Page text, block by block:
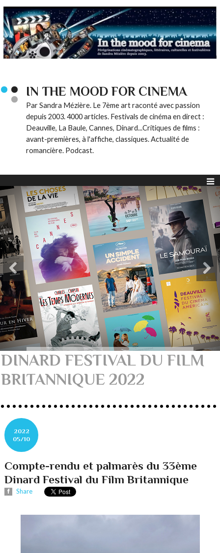
IN THE MOOD FOR CINEMA
Par Sandra Mézière. Le 7ème art raconté avec passion
depuis 2003. 4000 articles. Festivals de cinéma en direct :
Deauville, La Baule, Cannes, Dinard...Critiques de films :
avant-premières, à l'affiche, classiques. Actualité de
romancière. Podcast.
DINARD FESTIVAL DU FILM
BRITANNIQUE 2022
2022
05/10
Compte-rendu et palmarès du 33ème
Dinard Festival du Film Britannique
Share